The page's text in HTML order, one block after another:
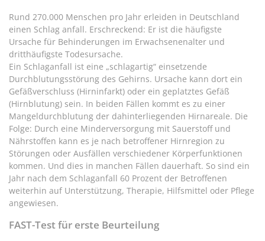
Rund 270.000 Menschen pro Jahr erleiden in Deutschland
einen Schlag anfall. Erschreckend: Er ist die häufigste
Ursache für Behinderungen im Erwachsenenalter und
dritthäufigste Todesursache.
Ein Schlaganfall ist eine „schlagartig“ einsetzende
Durchblutungsstörung des Gehirns. Ursache kann dort ein
Gefäßverschluss (Hirninfarkt) oder ein geplatztes Gefäß
(Hirnblutung) sein. In beiden Fällen kommt es zu einer
Mangeldurchblutung der dahinterliegenden Hirnareale. Die
Folge: Durch eine Minderversorgung mit Sauerstoff und
Nährstoffen kann es je nach betroffener Hirnregion zu
Störungen oder Ausfällen verschiedener Körperfunktionen
kommen. Und dies in manchen Fällen dauerhaft. So sind ein
Jahr nach dem Schlaganfall 60 Prozent der Betroffenen
weiterhin auf Unterstützung, Therapie, Hilfsmittel oder Pflege
angewiesen.
FAST-Test für erste Beurteilung